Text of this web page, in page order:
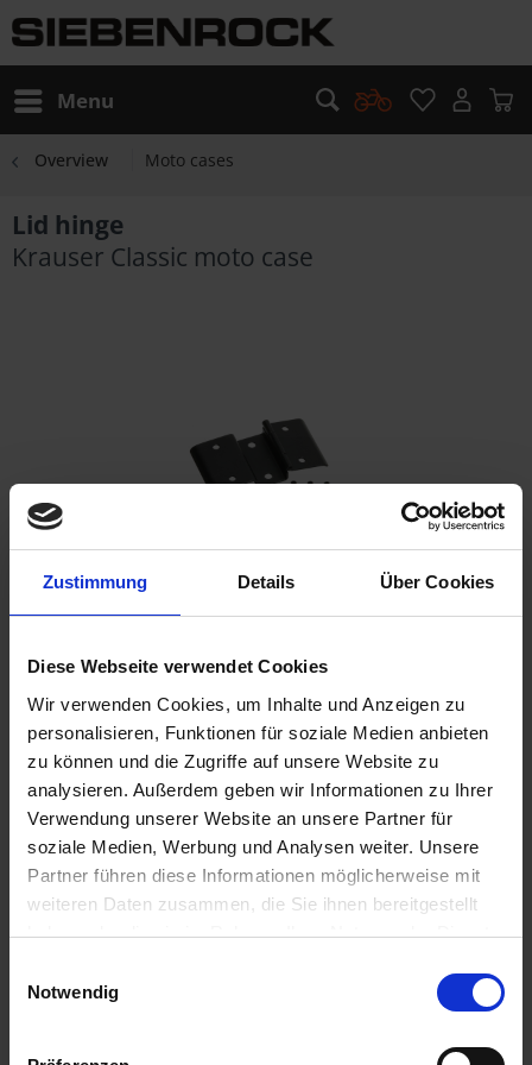
Zustimmung Details Über Cookies
Diese Webseite verwendet Cookies
Wir verwenden Cookies, um Inhalte und Anzeigen zu
personalisieren, Funktionen für soziale Medien anbieten
zu können und die Zugriffe auf unsere Website zu
analysieren. Außerdem geben wir Informationen zu Ihrer
Verwendung unserer Website an unsere Partner für
soziale Medien, Werbung und Analysen weiter. Unsere
Partner führen diese Informationen möglicherweise mit
weiteren Daten zusammen, die Sie ihnen bereitgestellt
haben oder die sie im Rahmen Ihrer Nutzung der Dienste
Cookies, wenn Sie unsere Webseite weiterhin nutzen.
Notwendig
Menu
Overview Moto cases
Lid hinge
Krauser Classic moto case
€11.80
Ready to ship today, Delivery time appr. 2-4 workdays within
Germany
Add toshopping cart
Remember Comment
part no.: 4654119
Description
Replacement hinge for our Krauser Classic Cases. Supplied